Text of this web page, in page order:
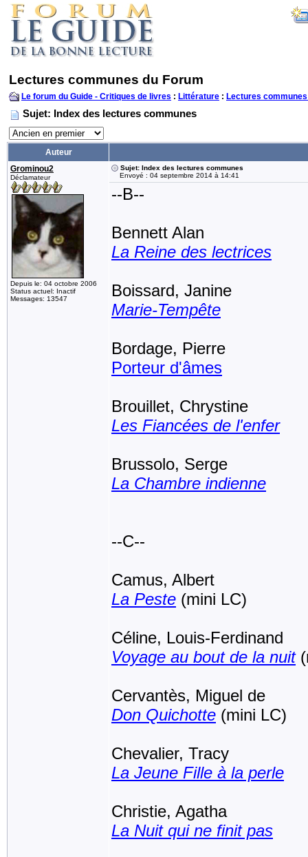
Lectures communes du Forum
Le forum du Guide - Critiques de livres : Littérature : Lectures
Sujet: Index des lectures communes
Auteur
Grominou2
Déclamateur
Depuis le: 04 octobre 2006
Status actuel: Inactif
Messages: 13547
Sujet: Index des lectures communes
Envoyé : 04 septembre 2014 à 14:41
--B--
Bennett Alan
La Reine des lectrices
Boissard, Janine
Marie-Tempête
Bordage, Pierre
Porteur d'âmes
Brouillet, Chrystine
Les Fiancées de l'enfer
Brussolo, Serge
La Chambre indienne
--C--
Camus, Albert
La Peste (mini LC)
Céline, Louis-Ferdinand
Voyage au bout de la nuit
Cervantès, Miguel de
Don Quichotte (mini LC)
Chevalier, Tracy
La Jeune Fille à la perle
Christie, Agatha
La Nuit qui ne finit pas